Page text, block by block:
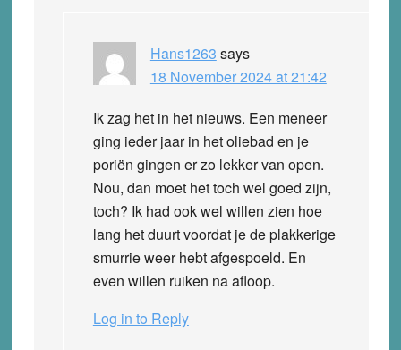
Hans1263 says
18 November 2024 at 21:42
Ik zag het in het nieuws. Een meneer
ging ieder jaar in het oliebad en je
poriën gingen er zo lekker van open.
Nou, dan moet het toch wel goed zijn,
toch? Ik had ook wel willen zien hoe
lang het duurt voordat je de plakkerige
smurrie weer hebt afgespoeld. En
even willen ruiken na afloop.
Log in to Reply